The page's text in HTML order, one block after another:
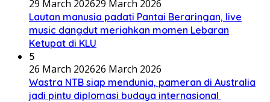
29 March 202629 March 2026
Lautan manusia padati Pantai Beraringan, live
music dangdut meriahkan momen Lebaran
Ketupat di KLU
5
26 March 202626 March 2026
Wastra NTB siap mendunia, pameran di Australia
jadi pintu diplomasi budaya internasional